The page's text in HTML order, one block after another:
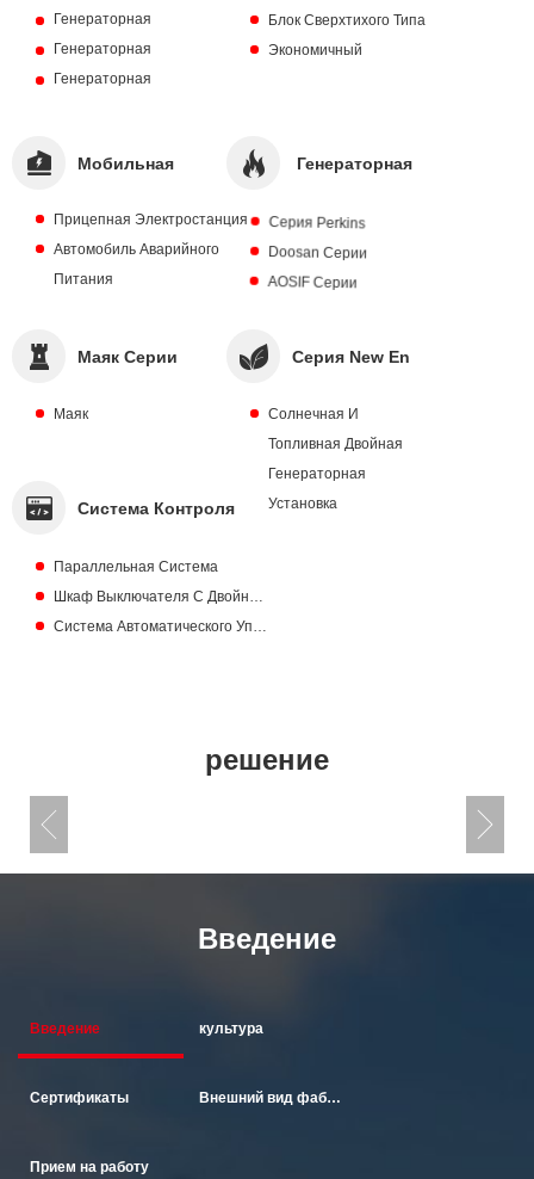
Генераторная
Открытого
Параллельная Система
Шкаф Выключателя С Двойным Питанием ATS
Система Автоматического Управления
Солнечная И
Топливная Двойная
Генераторная
Установка
Маяк
Серия Perkins
Doosan Серии
AOSIF Серии
Прицепная Электростанция
Автомобиль Аварийного
Питания
Контейнера
Блок Сверхтихого Типа
Экономичный
Cummins
Установка Серии
Perkins
Генераторная
Установка Серии
Doosan
Генераторная
Установка Серии
Генераторная
Система Контроля
Серия New Energy
Маяк Серии
Мобильная
Электростанция
решение
Введение
Введение культура
Сертификаты Внешний вид фабрики
Прием на работу